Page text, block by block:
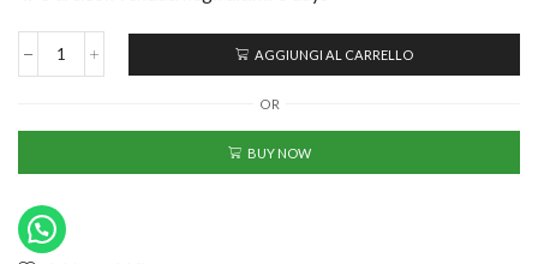
AGGIUNGI AL CARRELLO
OR
BUY NOW